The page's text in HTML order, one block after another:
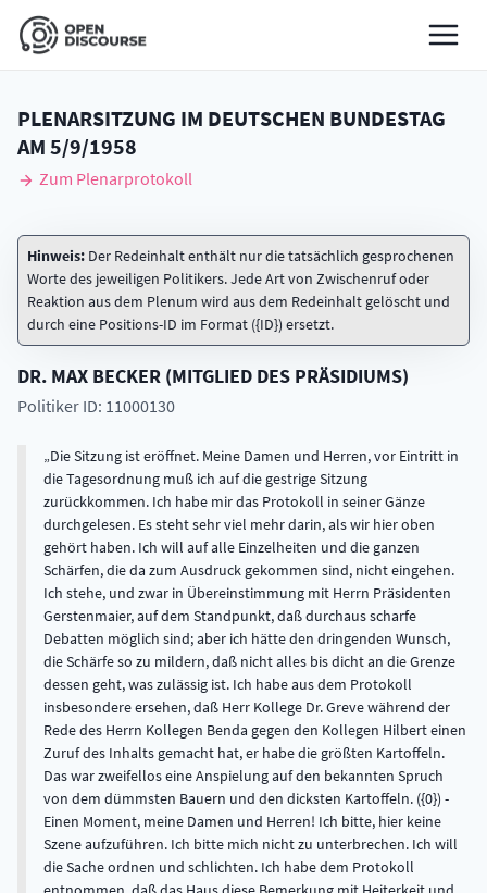
PLENARSITZUNG IM DEUTSCHEN BUNDESTAG
AM 5/9/1958
Zum Plenarprotokoll
Hinweis: Der Redeinhalt enthält nur die tatsächlich gesprochenen
Worte des jeweiligen Politikers. Jede Art von Zwischenruf oder
Reaktion aus dem Plenum wird aus dem Redeinhalt gelöscht und
durch eine Positions-ID im Format ({ID}) ersetzt.
DR. MAX BECKER (MITGLIED DES PRÄSIDIUMS)
Politiker ID: 11000130
Die Sitzung ist eröffnet. Meine Damen und Herren, vor Eintritt in
die Tagesordnung muß ich auf die gestrige Sitzung
zurückkommen. Ich habe mir das Protokoll in seiner Gänze
durchgelesen. Es steht sehr viel mehr darin, als wir hier oben
gehört haben. Ich will auf alle Einzelheiten und die ganzen
Schärfen, die da zum Ausdruck gekommen sind, nicht eingehen.
Ich stehe, und zwar in Übereinstimmung mit Herrn Präsidenten
Gerstenmaier, auf dem Standpunkt, daß durchaus scharfe
Debatten möglich sind; aber ich hätte den dringenden Wunsch,
die Schärfe so zu mildern, daß nicht alles bis dicht an die Grenze
dessen geht, was zulässig ist. Ich habe aus dem Protokoll
insbesondere ersehen, daß Herr Kollege Dr. Greve während der
Rede des Herrn Kollegen Benda gegen den Kollegen Hilbert einen
Zuruf des Inhalts gemacht hat, er habe die größten Kartoffeln.
Das war zweifellos eine Anspielung auf den bekannten Spruch
von dem dümmsten Bauern und den dicksten Kartoffeln. ({0}) -
Einen Moment, meine Damen und Herren! Ich bitte, hier keine
Szene aufzuführen. Ich bitte mich nicht zu unterbrechen. Ich will
die Sache ordnen und schlichten. Ich habe dem Protokoll